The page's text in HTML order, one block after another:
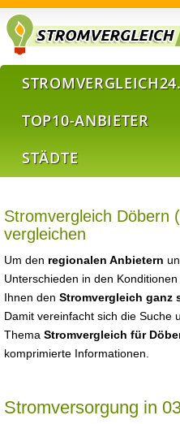
TOP10-ANBIETER
STÄDTE
Stromvergleich Döbern
vergleichen
Um den regionalen Anbietern
Unterschieden in den
Ihnen den Stromvergleich ganz
Damit vereinfacht sich die Suche
Thema Stromvergleich für
komprimierte Informationen.
Stromversorgung in